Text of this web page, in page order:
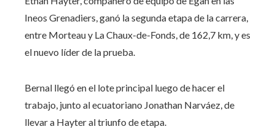
Ineos Grenadiers, ganó la segunda etapa de la carrera,
entre Morteau y La Chaux-de-Fonds, de 162,7 km, y es
el nuevo líder de la prueba.
Bernal llegó en el lote principal luego de hacer el
trabajo, junto al ecuatoriano Jonathan Narváez, de
llevar a Hayter al triunfo de etapa.